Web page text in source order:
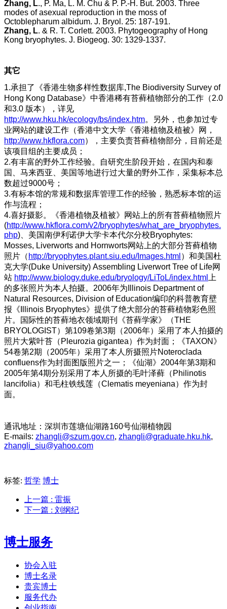
Zhang, L., P. Ma, L. M. Chu & P. P.-H. But. 2003. Three
modes of asexual reproduction in the moss of
Octoblepharum albidum. J. Bryol. 25: 187-191.
Zhang, L. & R. T. Corlett. 2003. Phytogeography of Hong
Kong bryophytes. J. Biogeog. 30: 1329-1337.
其它
1.承担了《香港生物多样性数据库,The Biodiversity Survey of
Hong Kong Database》中香港稀有苔藓植物部分的工作（2.0
和3.0 版本），详见
http://www.hku.hk/ecology/bs/index.htm。另外，也参加过专
业网站的建设工作（香港中文大学《香港植物及植被》网，
http://www.hkflora.com），主要负责苔藓植物部分，目前还是
该项目组的主要成员；
2.有丰富的野外工作经验。自研究生阶段开始，在国内和泰
国、马来西亚、美国等地进行过大量的野外工作，采集标本总
数超过9000号；
3.有标本馆的常规和数据库管理工作的经验，熟悉标本馆的运
作与流程；
4.喜好摄影。《香港植物及植被》网站上的所有苔藓植物照片
(http://www.hkflora.com/v2/bryophytes/what_are_bryophytes.
php)、美国南伊利诺伊大学卡本代尔分校Bryophytes:
Mosses, Liverworts and Hornworts网站上的大部分苔藓植物
照片（ http://bryophytes.plant.siu.edu/Images.html ）和美国杜
克大学(Duke University) Assembling Liverwort Tree of Life网
站 http://www.biology.duke.edu/bryology/LiToL/index.html
上
的多张照片为本人拍摄。2006年为Illinois Department of
Natural Resources, Division of Education编印的科普教育壁
报《Illinois Bryophytes》提供了绝大部分的苔藓植物彩色照
片。国际性的苔藓地衣领域期刊《苔藓学家》（THE
BRYOLOGIST）第109卷第3期（2006年）采用了本人拍摄的
照片大紫叶苔（Pleurozia gigantea）作为封面；《TAXON》
54卷第2期（2005年）采用了本人所摄照片Noteroclada
confluens作为封面图版照片之一；《仙湖》2004年第3期和
2005年第4期分别采用了本人所摄的毛叶泽藓（Philinotis
lancifolia）和毛柱铁线莲（Clematis meyeniana）作为封
面。
通讯地址：深圳市莲塘仙湖路160号仙湖植物园
E-mails: zhangli@szum.gov.cn, zhangli@graduate.hku.hk,
zhangli_siu@yahoo.com
标签: 哲学 博士
上一篇 : 雷振
下一篇 : 刘纲纪
博士服务
协会入驻
博士名录
贵宾博士
服务代办